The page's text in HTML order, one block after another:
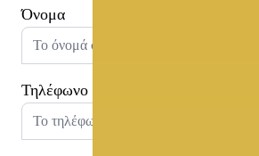
Όνομα
Τηλέφωνο